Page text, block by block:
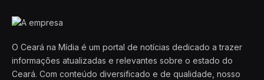
O Ceará na Mídia é um portal de notícias dedicado a trazer
informações atualizadas e relevantes sobre o estado do
Ceará. Com conteúdo diversificado e de qualidade, nosso